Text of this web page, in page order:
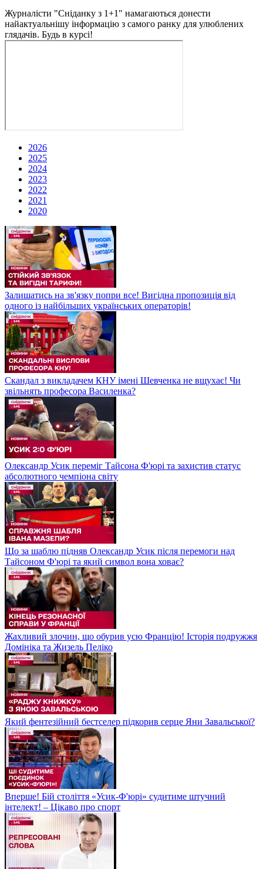
Журналісти "Сніданку з 1+1" намагаються донести
найактуальнішу інформацію з самого ранку для улюблених
глядачів. Будь в курсі!
2026
2025
2024
2023
2022
2021
2020
Залишатись на зв'язку попри все! Вигідна пропозиція від
одного із найбільших українських операторів!
Скандал з викладачем КНУ імені Шевченка не вщухає! Чи
звільнять професора Василенка?
Олександр Усик переміг Тайсона Ф'юрі та захистив статус
абсолютного чемпіона світу
Що за шаблю підняв Олександр Усик після перемоги над
Тайсоном Ф'юрі та який символ вона ховає?
Жахливий злочин, що обурив усю Францію! Історія подружжя
Домініка та Жизель Пеліко
Який фентезійний бестселер підкорив серце Яни Завальської?
Вперше! Бій століття «Усик-Ф'юрі» судитиме штучний
інтелект! – Цікаво про спорт